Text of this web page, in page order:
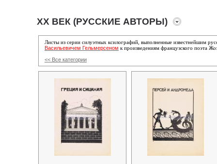
XX ВЕК (РУССКИЕ АВТОРЫ)
Листы из серии силуэтных ксилографий, выполненные известнейшим
Васильевичем Гельмерсеном к произведениям французского поэта
<< Все категории